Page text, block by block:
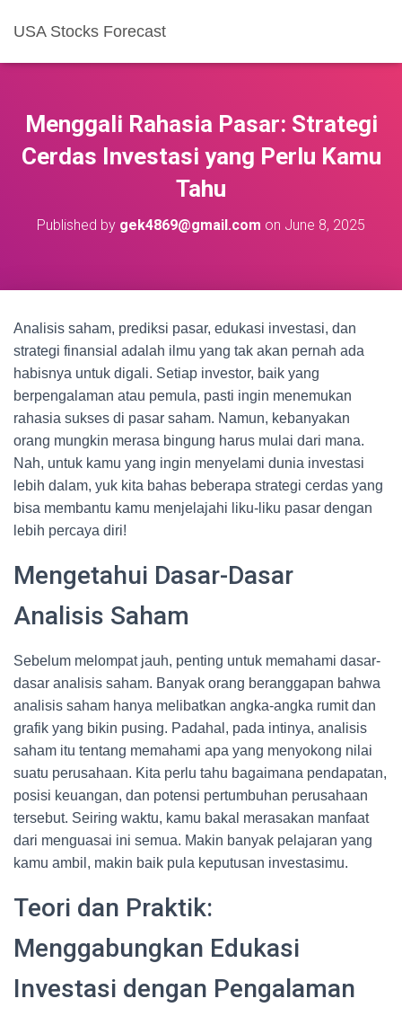
USA Stocks Forecast
Menggali Rahasia Pasar: Strategi
Cerdas Investasi yang Perlu Kamu
Tahu
Published by gek4869@gmail.com on June 8, 2025
Analisis saham, prediksi pasar, edukasi investasi, dan
strategi finansial adalah ilmu yang tak akan pernah ada
habisnya untuk digali. Setiap investor, baik yang
berpengalaman atau pemula, pasti ingin menemukan
rahasia sukses di pasar saham. Namun, kebanyakan
orang mungkin merasa bingung harus mulai dari mana.
Nah, untuk kamu yang ingin menyelami dunia investasi
lebih dalam, yuk kita bahas beberapa strategi cerdas yang
bisa membantu kamu menjelajahi liku-liku pasar dengan
lebih percaya diri!
Mengetahui Dasar-Dasar
Analisis Saham
Sebelum melompat jauh, penting untuk memahami dasar-
dasar analisis saham. Banyak orang beranggapan bahwa
analisis saham hanya melibatkan angka-angka rumit dan
grafik yang bikin pusing. Padahal, pada intinya, analisis
saham itu tentang memahami apa yang menyokong nilai
suatu perusahaan. Kita perlu tahu bagaimana pendapatan,
posisi keuangan, dan potensi pertumbuhan perusahaan
tersebut. Seiring waktu, kamu bakal merasakan manfaat
dari menguasai ini semua. Makin banyak pelajaran yang
kamu ambil, makin baik pula keputusan investasimu.
Teori dan Praktik:
Menggabungkan Edukasi
Investasi dengan Pengalaman